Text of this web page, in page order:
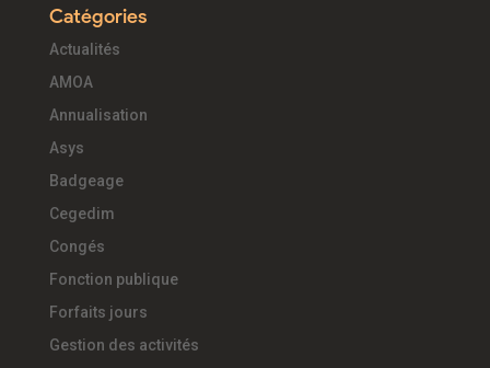
Catégories
Actualités
AMOA
Annualisation
Asys
Badgeage
Cegedim
Congés
Fonction publique
Forfaits jours
Gestion des activités